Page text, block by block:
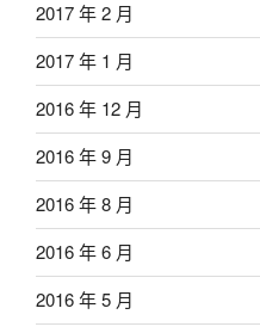
2017 年 2 月
2017 年 1 月
2016 年 12 月
2016 年 9 月
2016 年 8 月
2016 年 6 月
2016 年 5 月